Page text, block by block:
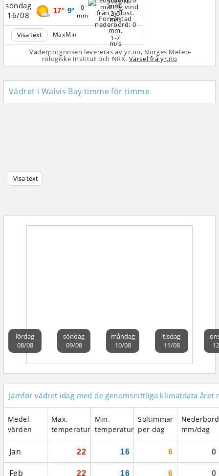
söndag
16/08
Visa text
17°
Max
9°
Min
0
mm
2-5
m/s
1-7
m/s
Väderprognosen levereras av yr.no, Norges Meteo­
rologiske Institut och NRK. Varsel frå yr.no
Vädret i Walvis Bay timme för timme
lördag
08/08
söndag
09/08
måndag
10/08
tisdag
11/08
Visa text
Jämför vädret idag med de genomsnittliga klimatdata året
Medel­
värden
Max.
temperatur
Min.
temperatur
Soltimmar
per dag
Nederbörd
mm/dag
Jan 22 16 6 0
Feb 22 16 6 0